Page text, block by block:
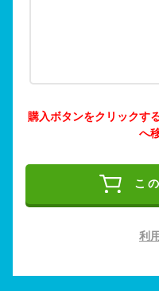
購入ボタンをクリックす
へ
こ
利